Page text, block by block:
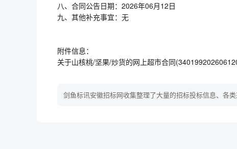
八、合同公告日期：2026年06月12日
九、其他补充事宜：无
附件信息：
关于山核桃/坚果/炒货的网上超市合同
剑鱼标讯安徽招标网收集整理了大量的招标投标信息、各